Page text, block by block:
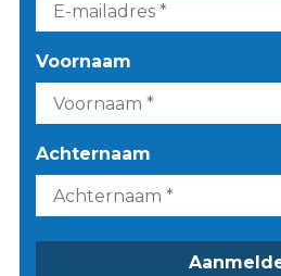
Voornaam
Achternaam